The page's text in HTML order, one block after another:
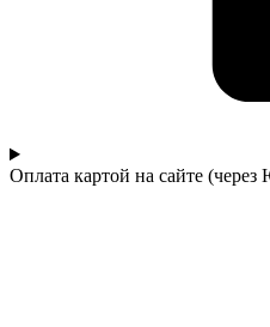
Оплата картой на сайте (через